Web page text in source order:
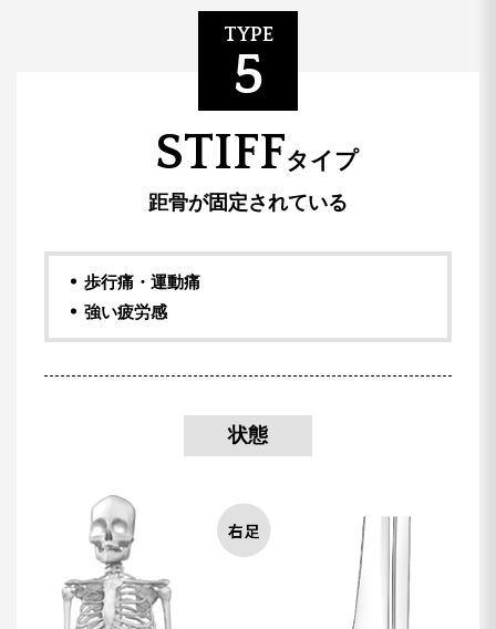
TYPE
5
STIFFタイプ
距骨が固定されている
歩行痛・運動痛
強い疲労感
状態